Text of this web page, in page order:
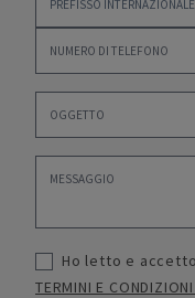
Ho letto e
TERMINI E